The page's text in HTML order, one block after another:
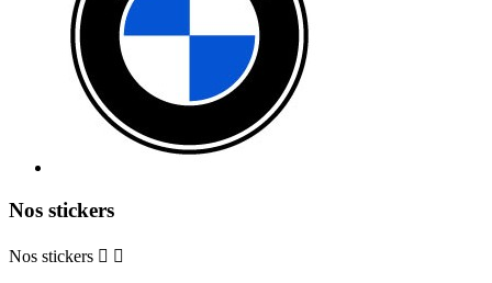
Nos stickers
Nos stickers  